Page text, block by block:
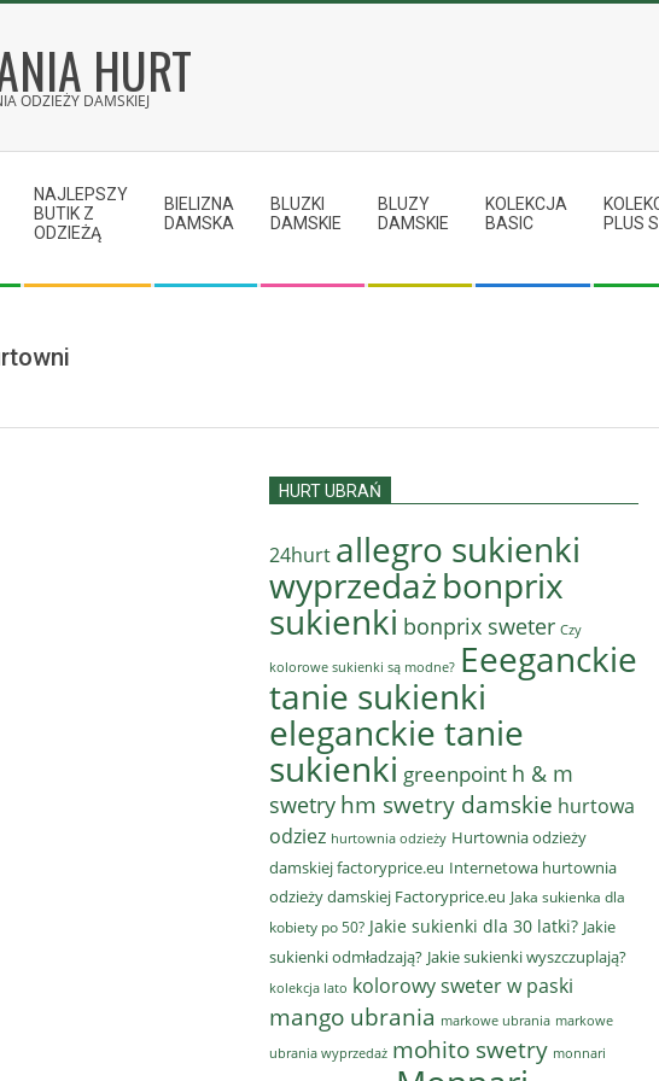
HURT
ODZIEŻY DAMSKIEJ
NAJLEPSZY
BUTIK Z
ODZIEŻĄ
BIELIZNA
DAMSKA
BLUZKI
DAMSKIE
BLUZY
DAMSKIE
KOLEKCJA
BASIC
PLUS
HURT UBRAŃ
24hurt allegro sukienki
wyprzedażbonprix
sukienki bonprix sweter Czy
kolorowe sukienki są modne? Eeeganckie
tanie sukienki
eleganckie tanie
sukienki greenpoint h & m
swetry hm swetry damskie hurtowa
odziez hurtownia odzieży Hurtownia odzieży
damskiej factoryprice.eu Internetowa hurtownia
odzieży damskiej Factoryprice.eu Jaka sukienka dla
kobiety po 50? Jakie sukienki dla 30 latki? Jakie
sukienki odmładzają? Jakie sukienki wyszczuplają?
kolekcja lato kolorowy sweter w paski
mango ubrania markowe ubrania markowe
ubrania wyprzedaż mohito swetry monnari